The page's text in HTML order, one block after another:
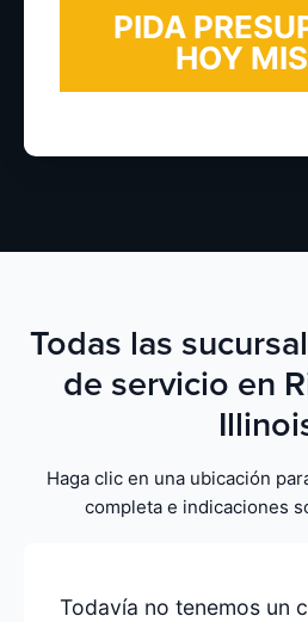
Todas las
de servicio en
Haga clic en una ubicación
completa e indicaciones
Todavía no tenemos un